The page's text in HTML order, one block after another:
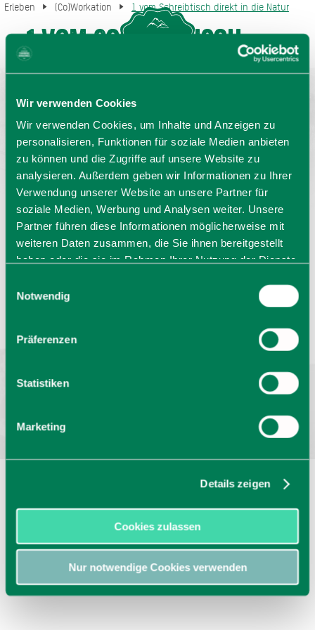
Wir verwenden Cookies
Wir verwenden Cookies, um Inhalte und Anzeigen zu
personalisieren, Funktionen für soziale Medien anbieten
zu können und die Zugriffe auf unsere Website zu
analysieren. Außerdem geben wir Informationen zu Ihrer
Verwendung unserer Website an unsere Partner für
soziale Medien, Werbung und Analysen weiter. Unsere
Partner führen diese Informationen möglicherweise mit
weiteren Daten zusammen, die Sie ihnen bereitgestellt
haben oder die sie im Rahmen Ihrer Nutzung der Dienste
Cookies, wenn Sie unsere Webseite weiterhin nutzen.
Notwendig
Präferenzen
Statistiken
Marketing
Details zeigen
Cookies zulassen
Nur notwendige Cookies verwenden
Erleben (Co)Workation 1 vom Schreibtisch direkt in die Natur
1 vom Schreibtisch
direkt in die Natur
Wer in der Alpenregion arbeitet, hat es zum Startpunkt
der Wanderung oder Radltour nicht weit ist.
Prospekte
Kontakt
Bayern - traditionell anders
GASTGEBERSUCHE